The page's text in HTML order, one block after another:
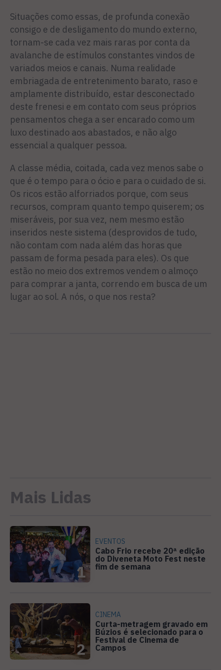
Situações como essas, de profunda conexão
consigo e de desligamento do mundo externo,
tornam-se cada vez mais raras por conta da
avalanche de estímulos constantes vindos de
variados meios e canais. Numa realidade
embriagada de entretenimento barato, raso e
amplamente distribuído, estar desconectado
deste frenesi e em contato com seus próprios
pensamentos chega a ser encarado como um
luxo destinado aos abastados, e não algo
essencial a qualquer pessoa.
A classe média, coitada, cada vez menos sabe o
que é o tempo para o ócio e para o cuidado de si.
Os ricos estão alforriados porque, com seus
recursos, compram quanto tempo quiserem; os
miseráveis, por sua vez, nem mesmo estão
inseridos neste sistema (desprovidos de tudo,
não contam com nada além das horas que
passam de forma pesada para eles). Os que
estão no meio dos extremos vendem o almoço
para comprar a janta, correndo em busca de um
lugar ao sol. A nós, o que nos resta?
Mais Lidas
1
EVENTOS
Cabo Frio recebe 20ª edição
do Diveneta Moto Fest neste
fim de semana
2
CINEMA
Curta-metragem gravado em
Búzios é selecionado para o
Festival de Cinema de
Campos